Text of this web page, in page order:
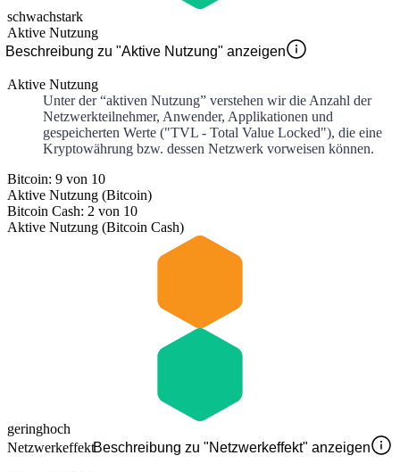
schwachstark
Aktive Nutzung
Beschreibung zu "Aktive Nutzung" anzeigen
Aktive Nutzung
Unter der “aktiven Nutzung” verstehen wir die Anzahl der
Netzwerkteilnehmer, Anwender, Applikationen und
gespeicherten Werte ("TVL - Total Value Locked"), die eine
Kryptowährung bzw. dessen Netzwerk vorweisen können.
Bitcoin: 9 von 10
Aktive Nutzung (Bitcoin)
Bitcoin Cash: 2 von 10
Aktive Nutzung (Bitcoin Cash)
geringhoch
NetzwerkeffektBeschreibung zu "Netzwerkeffekt" anzeigen